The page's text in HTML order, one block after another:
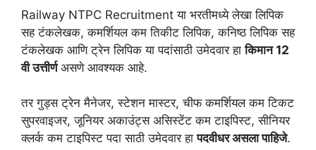
Railway NTPC Recruitment या भरतीमध्ये लेखा लिपिक
सह टंकलेखक, कमर्शियल कम तिकीट लिपिक, कनिष्ठ लिपिक सह
टंकलेखक आणि ट्रेन लिपिक या पदांसाठी उमेदवार हाकिमान 12
वी उत्तीर्णअसणे आवश्यक आहे.
तर गुड्स ट्रेन मैनेजर, स्टेशन मास्टर, चीफ कमर्शियल कम टिकट
सुपरवाइजर, जूनियर अकाउंट्स असिस्टेंट कम टाइपिस्ट, सीनियर
क्लर्क कम टाइपिस्ट पदा साठी उमेदवार हापदवीधर असला पाहिजे.